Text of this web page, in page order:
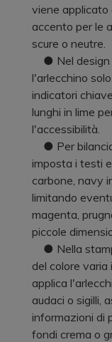
viene applicato
accento per le
scure o neutre.
● Nel design
l'arlecchino
indicatori
lunghi in lime
l'accessibilità.
● Per
imposta i testi
carbone, navy
limitando
magenta,
piccole
● Nella
del colore varia
applica
audaci o sigilli,
informazioni di
fondi crema o